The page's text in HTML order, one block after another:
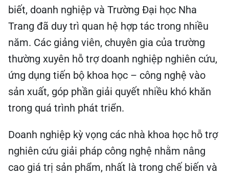
biết, doanh nghiệp và Trường Đại học Nha
Trang đã duy trì quan hệ hợp tác trong nhiều
năm. Các giảng viên, chuyên gia của trường
thường xuyên hỗ trợ doanh nghiệp nghiên cứu,
ứng dụng tiến bộ khoa học – công nghệ vào
sản xuất, góp phần giải quyết nhiều khó khăn
trong quá trình phát triển.
Doanh nghiệp kỳ vọng các nhà khoa học hỗ trợ
nghiên cứu giải pháp công nghệ nhằm nâng
cao giá trị sản phẩm, nhất là trong chế biến và